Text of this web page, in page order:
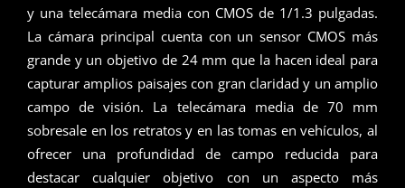
y una telecámara media con CMOS de 1/1.3 pulgadas.
La cámara principal cuenta con un sensor CMOS más
grande y un objetivo de 24 mm que la hacen ideal para
capturar amplios paisajes con gran claridad y un amplio
campo de visión. La telecámara media de 70 mm
sobresale en los retratos y en las tomas en vehículos, al
ofrecer una profundidad de campo reducida para
destacar cualquier objetivo con un aspecto más